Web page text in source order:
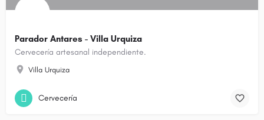
Parador Antares - Villa Urquiza
Cervecería artesanal independiente.
Villa Urquiza
Cervecería